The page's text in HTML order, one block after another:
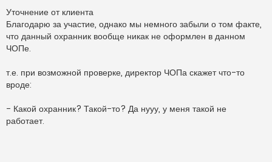
Уточнение от клиента
Благодарю за участие, однако мы немного забыли о том факте,
что данный охранник вообще никак не оформлен в данном
ЧОПе.
т.е. при возможной проверке, директор ЧОПа скажет что-то
вроде:
- Какой охранник? Такой-то? Да нууу, у меня такой не
работает.